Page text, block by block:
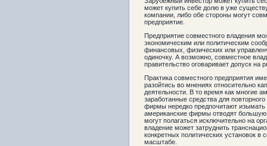
может купить себе долю в уже
компании, либо обе стороны могут
предприятие.
Предприятие совместного владения
экономическим или политическим
финансовых, физических или
одиночку. А возможно, совместное
правительство оговаривает допуск на
Практика совместного предприятия
разойтись во мнениях относительно
деятельности. В то время как многие
заработанные средства для
фирмы нередко предпочитают изымать
американские фирмы отводят большую
могут полагаться исключительно на
владение может затруднить
конкретных политических установок
масштабе.